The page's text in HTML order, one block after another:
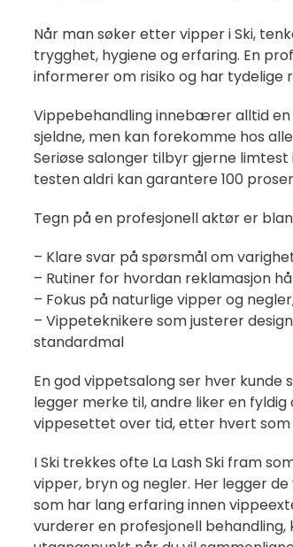
Når man søker etter vipper i Ski,
trygghet, hygiene og erfaring. En
informerer om risiko og har tydelige
Vippebehandling innebærer alltid en
sjeldne, men kan forekomme hos
Seriøse salonger tilbyr gjerne
testen aldri kan garantere 100
Tegn på en profesjonell aktør er
– Klare svar på spørsmål om
– Rutiner for hvordan reklamasjon
– Fokus på naturlige vipper og
– Vippeteknikere som justerer
standardmal
En god vippetsalong ser hver kunde
legger merke til, andre liker en
vippesettet over tid, etter hvert som
I Ski trekkes ofte La Lash Ski fram
vipper, bryn og negler. Her legger
som har lang erfaring innen
vurderer en profesjonell